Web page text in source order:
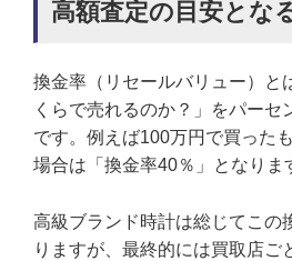
高額査定の目安とな
換金率（リセールバリュー）と
くらで売れるのか？」をパーセ
です。例えば100万円で買った
場合は「換金率40％」となりま
高級ブランド時計は総じてこの
りますが、最終的には買取店ご